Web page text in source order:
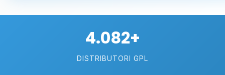
4.082+
DISTRIBUTORI GPL